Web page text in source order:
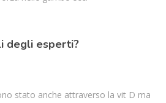
degli esperti?
stato anche attraverso la vit D ma